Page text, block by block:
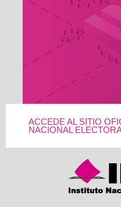
ACCEDE AL SITIO
NACIONAL